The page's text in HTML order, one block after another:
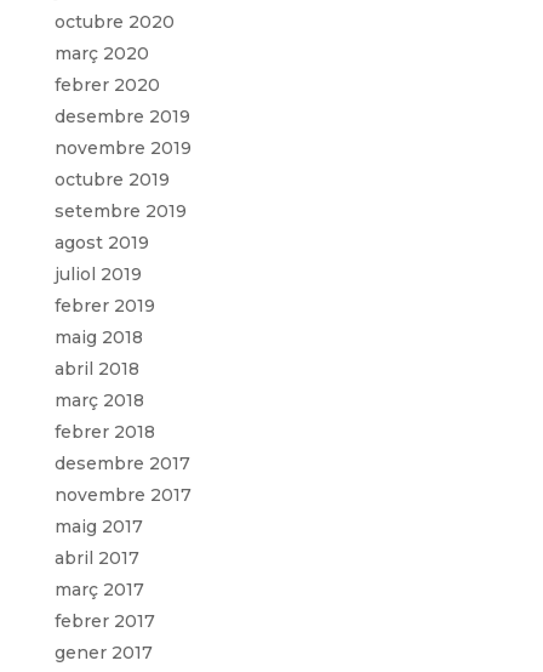
octubre 2020
març 2020
febrer 2020
desembre 2019
novembre 2019
octubre 2019
setembre 2019
agost 2019
juliol 2019
febrer 2019
maig 2018
abril 2018
març 2018
febrer 2018
desembre 2017
novembre 2017
maig 2017
abril 2017
març 2017
febrer 2017
gener 2017